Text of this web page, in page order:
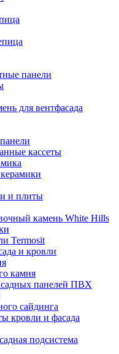
панели
для вентфасада
кассеты
и плиты
камень White Hills
Termosit
и кровли
камня
панелей ПВХ
сайдинга
кровли и фасада
подсистема